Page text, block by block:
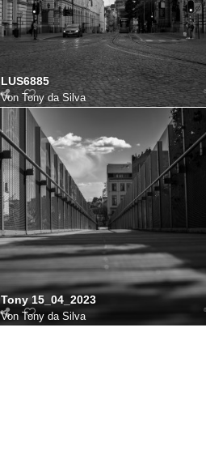
LUS6885
Von Tony da Silva
Tony 15_04_2023
Von Tony da Silva